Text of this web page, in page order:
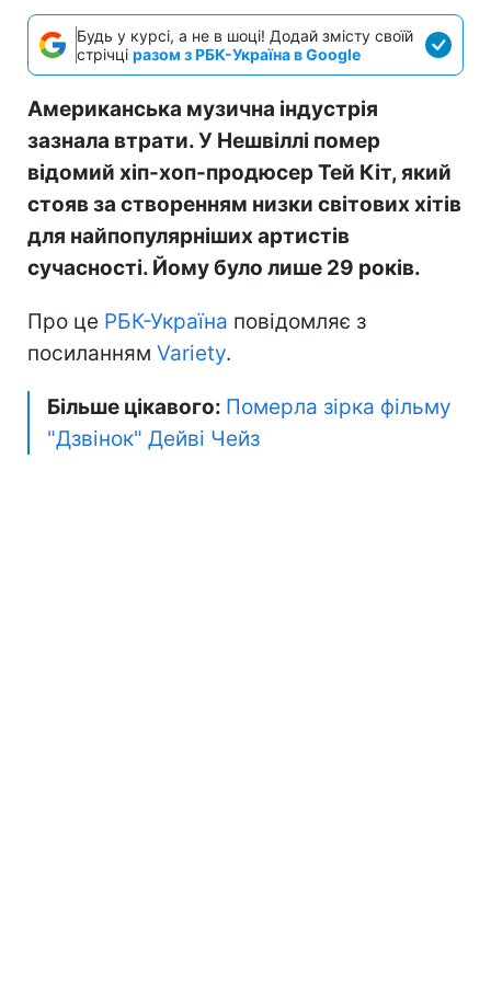
Будь у курсі, а не в шоці! Додай змісту своїй
стрічці разом з РБК-Україна в Google
Американська музична індустрія
зазнала втрати. У Нешвіллі помер
відомий хіп-хоп-продюсер Тей Кіт, який
стояв за створенням низки світових хітів
для найпопулярніших артистів
сучасності. Йому було лише 29 років.
Про це РБК-Україна повідомляє з
посиланням Variety.
Більше цікавого: Померла зірка фільму
"Дзвінок" Дейві Чейз